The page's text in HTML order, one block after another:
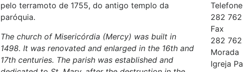
pelo terramoto de 1755, do antigo templo da
paróquia.
The church of Misericórdia (Mercy) was built in
1498. It was renovated and enlarged in the 16th and
17th centuries. The parish was established and
282
Fax
282
Morada
Igreja